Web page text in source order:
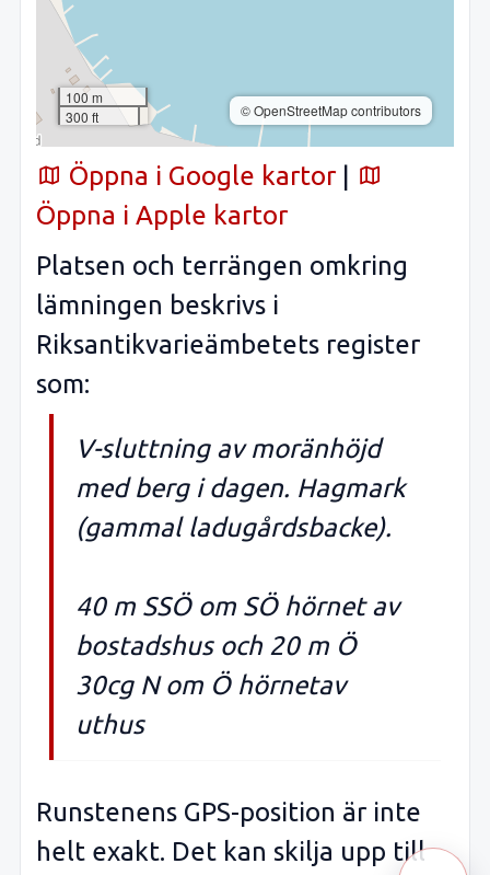
100 m
300 ft
© OpenStreetMap contributors
Öppna i Google kartor
Öppna i Apple kartor
Platsen och terrängen omkring
lämningen beskrivs i
Riksantikvarieämbetets register
som:
V-sluttning av moränhöjd
med berg i dagen. Hagmark
(gammal ladugårdsbacke).
40 m SSÖ om SÖ hörnet av
bostadshus och 20 m Ö
30cg N om Ö hörnetav
uthus
Runstenens GPS-position är inte
helt exakt. Det kan skilja upp till